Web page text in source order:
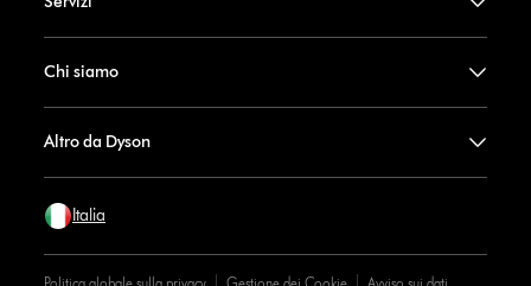
Chi siamo
Altro da Dyson
Italia